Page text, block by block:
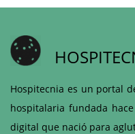
Hospitecnia es un portal
hospitalaria fundada
digital que nació para